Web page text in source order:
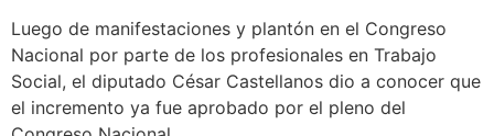
Luego de manifestaciones y plantón en el Congreso
Nacional por parte de los profesionales en Trabajo
Social, el diputado César Castellanos dio a conocer que
el incremento ya fue aprobado por el pleno del